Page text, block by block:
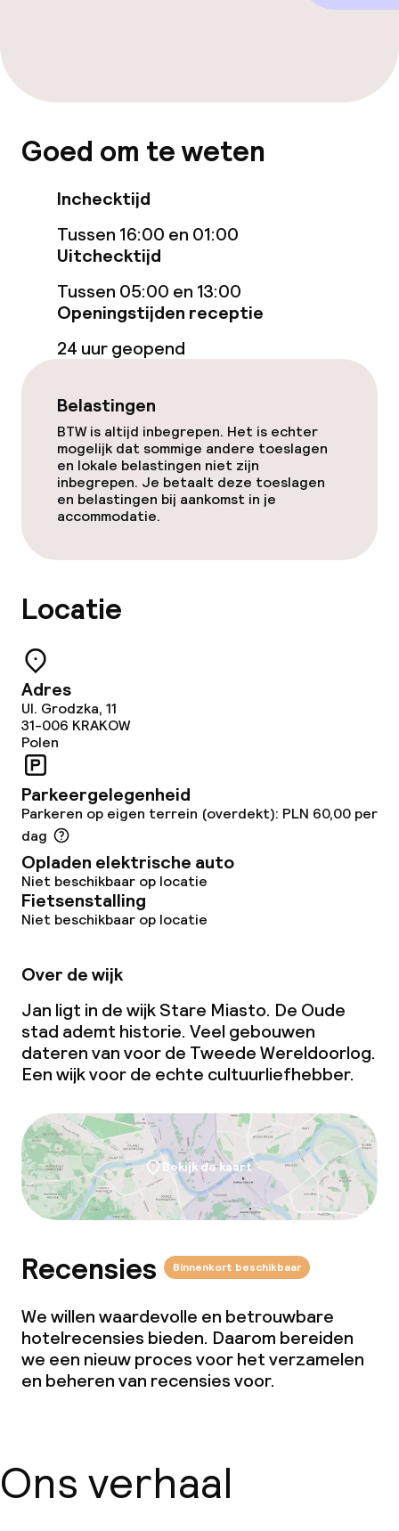
Eet- en drinkgelegenheden
Bar
Eet- en drinkdiensten
Dieetopties
Glutenvrije opties
Schoonmaakvoorzieningen
Zakelijke faciliteiten
Vergaderruimte
Beleid
Overal rookvrij
Goed om te weten
Inchecktijd
Tussen 16:00 en 01:00
Uitchecktijd
Tussen 05:00 en 13:00
Openingstijden receptie
24 uur geopend
Belastingen
BTW is altijd inbegrepen. Het is echter
mogelijk dat sommige andere toeslagen
en lokale belastingen niet zijn
inbegrepen. Je betaalt deze toeslagen
en belastingen bij aankomst in je
accommodatie.
Locatie
Adres
Ul. Grodzka, 11
31-006 KRAKOW
Polen
Parkeergelegenheid
Parkeren op eigen terrein (overdekt): PLN 60,00 per
dag
Opladen elektrische auto
Niet beschikbaar op locatie
Fietsenstalling
Niet beschikbaar op locatie
Over de wijk
Jan ligt in de wijk Stare Miasto. De Oude
stad ademt historie. Veel gebouwen
dateren van voor de Tweede Wereldoorlog.
Een wijk voor de echte cultuurliefhebber.
Bekijk de kaart
Recensies Binnenkort beschikbaar
We willen waardevolle en betrouwbare
hotelrecensies bieden. Daarom bereiden
we een nieuw proces voor het verzamelen
en beheren van recensies voor.
Ons verhaal